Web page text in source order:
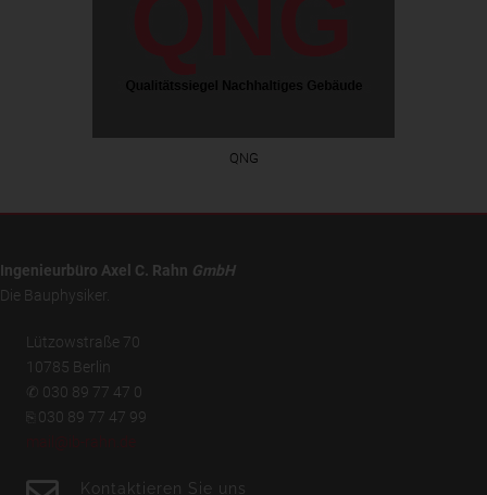
QNG
Ingenieurbüro Axel C. Rahn GmbH
Die Bauphysiker.
Lützowstraße 70
10785 Berlin
✆ 030 89 77 47 0
⎘ 030 89 77 47 99
Kontaktieren Sie uns